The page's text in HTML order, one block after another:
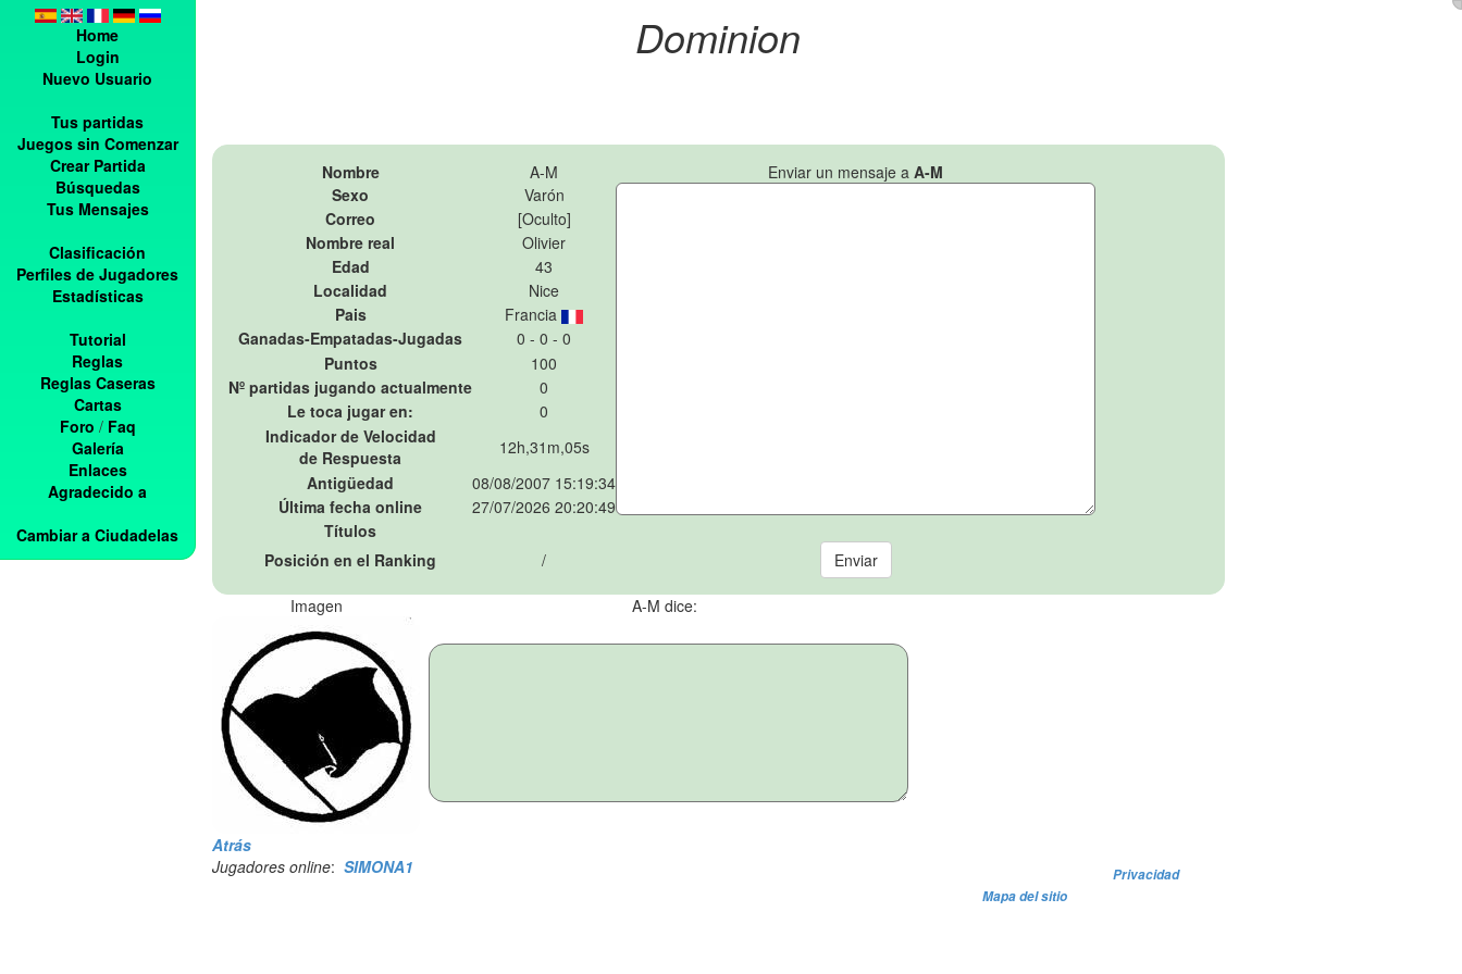
Home
Login
Nuevo Usuario
Tus partidas
Juegos sin Comenzar
Crear Partida
Búsquedas
Tus Mensajes
Clasificación
Perfiles de Jugadores
Estadísticas
Tutorial
Reglas
Reglas Caseras
Cartas
Foro / Faq
Galería
Enlaces
Agradecido a
Cambiar a Ciudadelas
Dominion
Nombre A-M Enviar un mensaje a A-M
Sexo
Varón
Correo
[Oculto]
Nombre real
Olivier
Edad
43
Localidad
Nice
Pais
Francia
Ganadas-Empatadas-Jugadas
0 - 0 - 0
Puntos
100
Nº partidas jugando actualmente
0
Le toca jugar en:
0
Indicador de Velocidad
de Respuesta
12h,31m,05s
Antigüedad
08/08/2007 15:19:34
Última fecha online
27/07/2026 20:20:49
Títulos
Posición en el Ranking
/
Imagen A-M dice:
Atrás
Jugadores online: SIMONA1
Privacidad
Mapa del sitio